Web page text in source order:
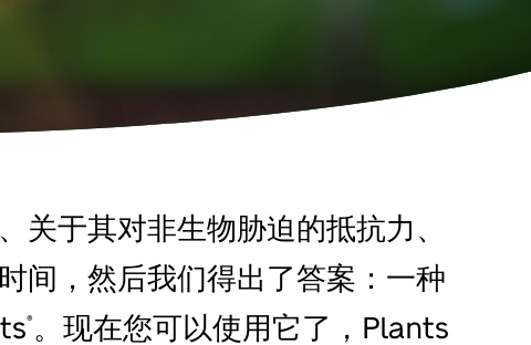
关于其对非生物胁迫的抵抗力、
间，然后我们得出了答案：一种
® 。现在您可以使用它了，Plants